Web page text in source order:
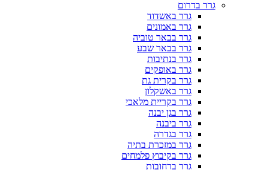
גרר בדרום
גרר באשדוד
גרר באמונים
גרר בבאר טוביה
גרר בבאר שבע
גרר בנתיבות
גרר באופקים
גרר בקרית גת
גרר באשקלון
גרר בקריית מלאכי
גרר בגן יבנה
גרר ביבנה
גרר בגדרה
גרר במזכרת בתיה
גרר בקיבוץ פלמחים
גרר ברחובות